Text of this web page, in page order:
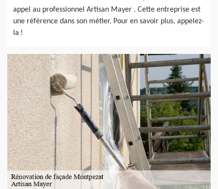
appel au professionnel Artisan Mayer . Cette entreprise est
une référence dans son métier. Pour en savoir plus, appelez-
la !